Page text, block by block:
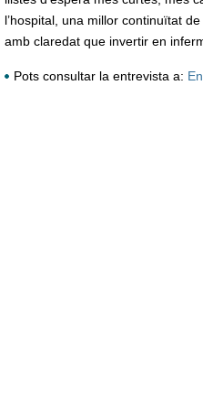
l’hospital, una millor continuïtat
amb claredat que invertir en
Pots consultar la entrevista a: